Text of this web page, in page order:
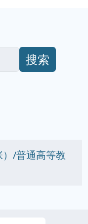
搜索
/普通高等教